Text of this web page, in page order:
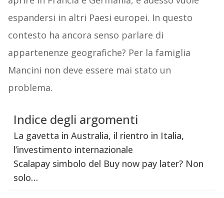
espandersi in altri Paesi europei. In questo
contesto ha ancora senso parlare di
appartenenze geografiche? Per la famiglia
Mancini non deve essere mai stato un
problema.
Indice degli argomenti
La gavetta in Australia, il rientro in Italia,
l’investimento internazionale
Scalapay simbolo del Buy now pay later? Non
solo…